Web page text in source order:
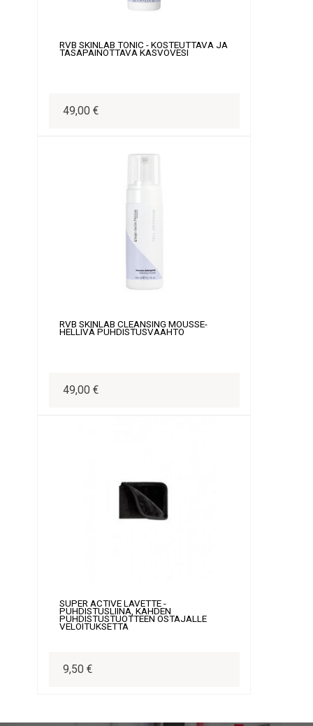
RVB SKINLAB TONIC - KOSTEUTTAVA JA
TASAPAINOTTAVA KASVOVESI
49,00 €
RVB SKINLAB CLEANSING MOUSSE-
HELLIVÄ PUHDISTUSVAAHTO
49,00 €
SUPER ACTIVE LAVETTE -
PUHDISTUSLIINA, KAHDEN
PUHDISTUSTUOTTEEN OSTAJALLE
VELOITUKSETTA
9,50 €